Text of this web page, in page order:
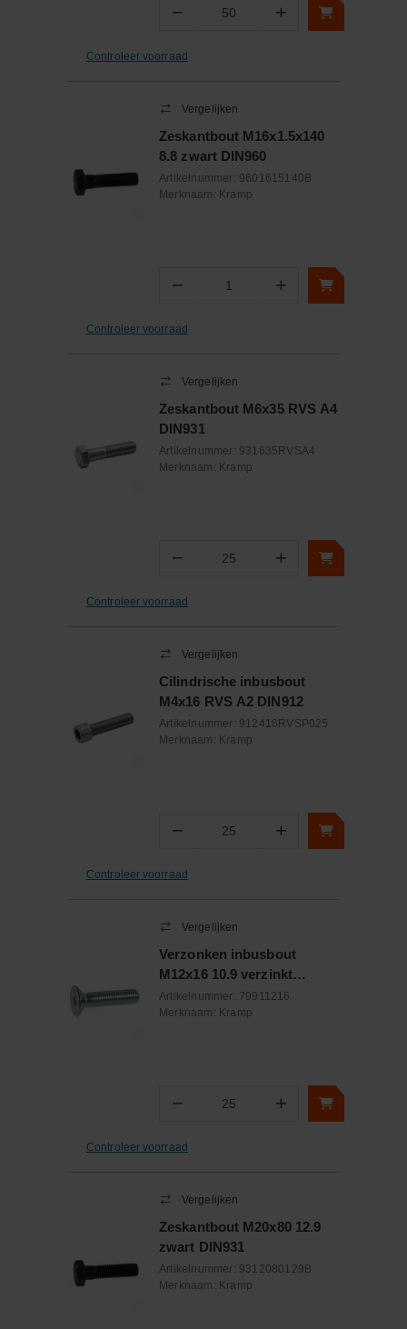
− Aantal +
Controleer voorraad
Vergelijken
Zeskantbout M16x1.5x140
8.8 zwart DIN960
Artikelnummer: 9601615140B
Merknaam: Kramp
− Aantal +
Controleer voorraad
Vergelijken
Zeskantbout M6x35 RVS A4
DIN931
Artikelnummer: 931635RVSA4
Merknaam: Kramp
− Aantal +
Controleer voorraad
Vergelijken
Cilindrische inbusbout
M4x16 RVS A2 DIN912
Artikelnummer: 912416RVSP025
Merknaam: Kramp
− Aantal +
Controleer voorraad
Vergelijken
Verzonken inbusbout
M12x16 10.9 verzinkt
DIN7991
Artikelnummer: 79911216
Merknaam: Kramp
− Aantal +
Controleer voorraad
Vergelijken
Zeskantbout M20x80 12.9
zwart DIN931
Artikelnummer: 9312080129B
Merknaam: Kramp